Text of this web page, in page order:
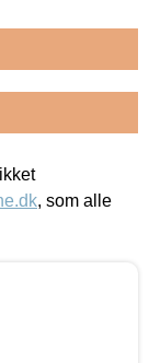
, som alle